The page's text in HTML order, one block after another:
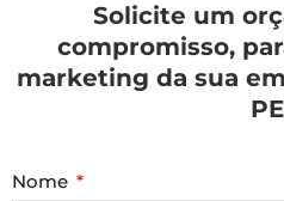
Solicite um
compromisso,
marketing da sua
PE
Nome